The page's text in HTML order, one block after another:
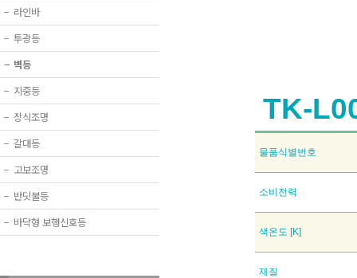
− 라인바
− 투광등
− 벽등
− 지중등
− 장식조명
− 갈대등
− 고보조명
− 반딧불등
− 바닥형 보행신호등
TK-
물품식별번호
소비전력
색온도 [K]
재질